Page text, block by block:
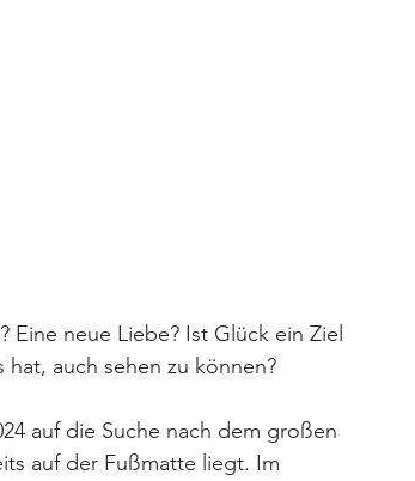
neue Liebe? Ist Glück ein Ziel
auch sehen zu können?
auf die Suche nach dem großen
auf der Fußmatte liegt. Im